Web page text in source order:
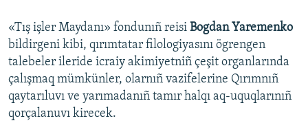
«Tış işler Maydanı» fondunıñ reisi Bogdan Yaremenko
bildirgeni kibi, qırımtatar filologiyasını ögrengen
talebeler ileride icraiy akimiyetniñ çeşit organlarında
çalışmaq mümkünler, olarnıñ vazifelerine Qırımnıñ
qaytarıluvı ve yarımadanıñ tamır halqı aq-uquqlarınıñ
qorçalanuvı kirecek.